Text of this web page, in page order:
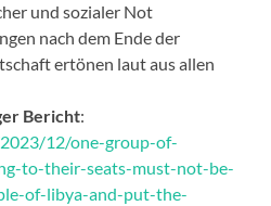
und sozialer Not
nach dem Ende der
ertönen laut aus allen
Bericht:
12/one-group-of-
to-their-seats-must-not-be-
of-libya-and-put-the-